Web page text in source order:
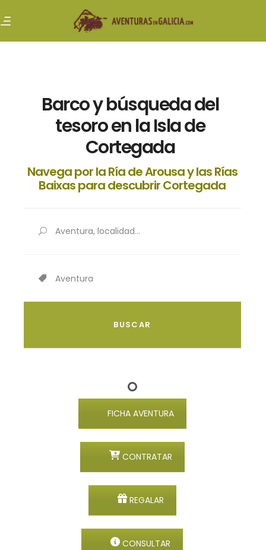
Barco y búsqueda del
tesoro en la Isla de
Cortegada
Navega por la Ría de Arousa y las Rías
Baixas para descubrir Cortegada
Aventura
FICHA AVENTURA
CONTRATAR
REGALAR
CONSULTAR